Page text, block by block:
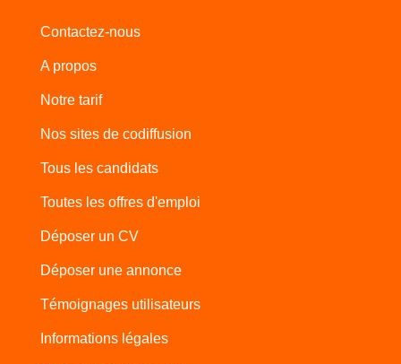
Contactez-nous
A propos
Notre tarif
Nos sites de codiffusion
Tous les candidats
Toutes les offres d'emploi
Déposer un CV
Déposer une annonce
Témoignages utilisateurs
Informations légales